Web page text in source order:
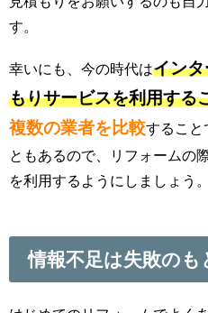
す。
幸いにも、今の時代はイン
もりサービスを利用する
複数の業者を比較すること
ともあるので、リフォームの
を利用するようにしましょう。
情報不足は失敗のも